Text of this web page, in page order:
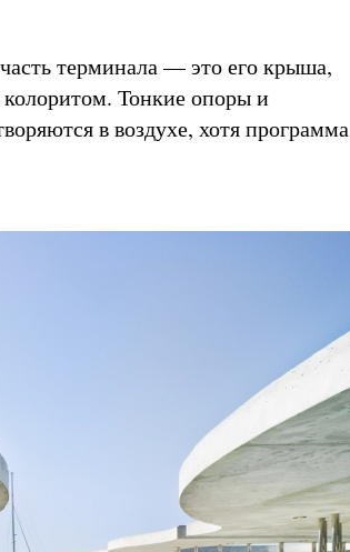
терминала — это его крыша,
Тонкие опоры и
в воздухе, хотя программа